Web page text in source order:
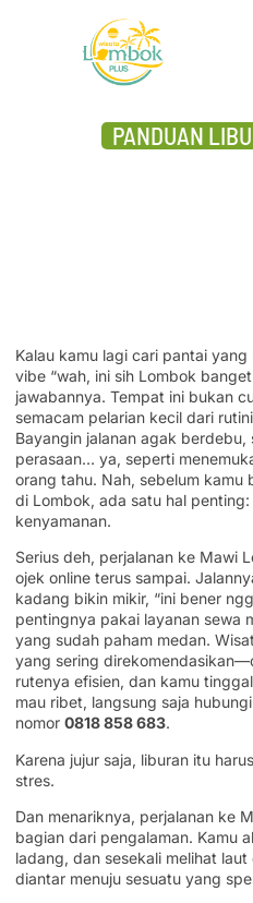
PANDUAN
Kalau kamu lagi cari pantai
vibe “wah, ini sih Lombok
jawabannya. Tempat ini bukan
semacam pelarian kecil dari
Bayangin jalanan agak
perasaan… ya, seperti
orang tahu. Nah, sebelum
di Lombok, ada satu hal
kenyamanan.
Serius deh, perjalanan ke Mawi
ojek online terus sampai.
kadang bikin mikir, “ini bener
pentingnya pakai layanan sewa
yang sudah paham medan.
yang sering
rutenya efisien, dan kamu
mau ribet, langsung saja
nomor 0818 858 683.
Karena jujur saja, liburan itu
stres.
Dan menariknya, perjalanan ke
bagian dari pengalaman. Kamu
ladang, dan sesekali melihat
diantar menuju sesuatu yang